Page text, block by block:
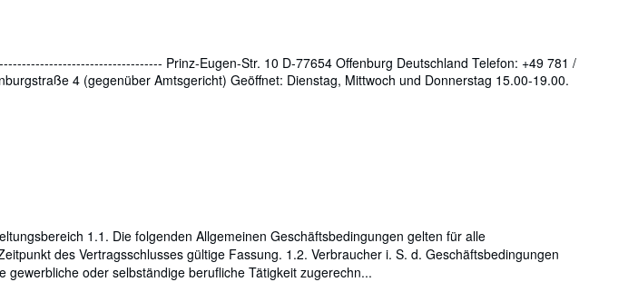
Prinz-Eugen-Str. 10 D-77654 Offenburg Deutschland Telefon: +49 781 /
4 (gegenüber Amtsgericht) Geöffnet: Dienstag, Mittwoch und Donnerstag 15.00-19.00.
1.1. Die folgenden Allgemeinen Geschäftsbedingungen gelten für alle
des Vertragsschlusses gültige Fassung. 1.2. Verbraucher i. S. d. Geschäftsbedingungen
oder selbständige berufliche Tätigkeit zugerechn...